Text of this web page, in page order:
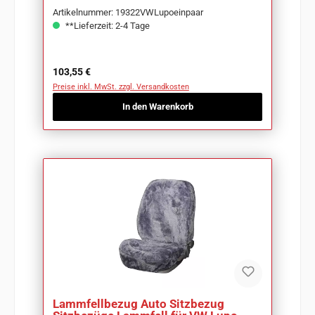
Artikelnummer: 19322VWLupoeinpaar
**Lieferzeit: 2-4 Tage
Regulärer Preis:
103,55 €
Preise inkl. MwSt. zzgl. Versandkosten
In den Warenkorb
Lammfellbezug Auto Sitzbezug